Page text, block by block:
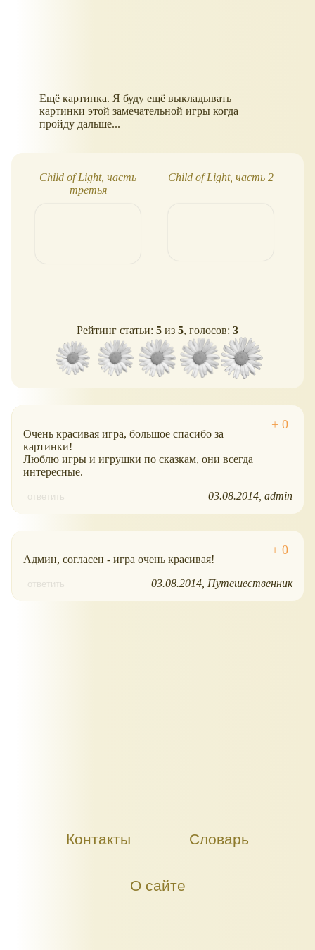
Ещё картинка. Я буду ещё выкладывать
картинки этой замечательной игры когда
пройду дальше...
Child of Light, часть
третья
Child of Light, часть 2
Рейтинг статьи: 5 из 5, голосов: 3
Очень красивая игра, большое спасибо за
картинки!
Люблю игры и игрушки по сказкам, они всегда
интересные.
ответить 03.08.2014 admin
Админ, согласен - игра очень красивая!
ответить 03.08.2014 Путешественник
Контакты Словарь
О сайте